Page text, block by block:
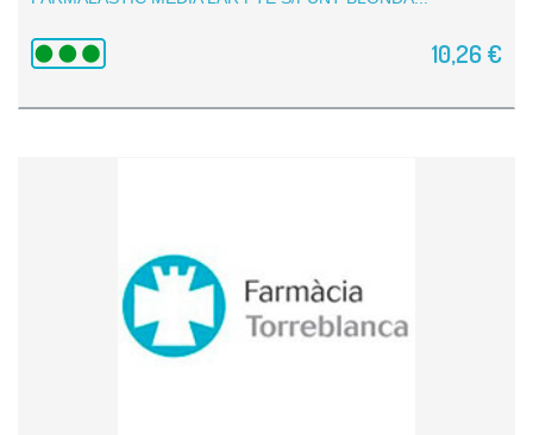
10,26 €